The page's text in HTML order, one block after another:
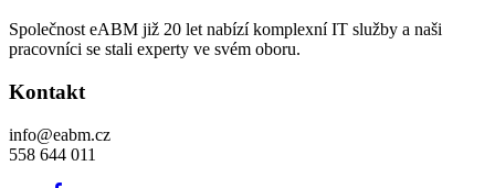
Společnost eABM již 20 let nabízí komplexní IT služby a naši
pracovníci se stali experty ve svém oboru.
Kontakt
info@eabm.cz
558 644 011